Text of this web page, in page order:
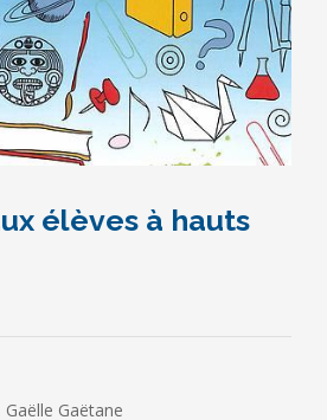
élèves à hauts
Gaëlle Gaëtane